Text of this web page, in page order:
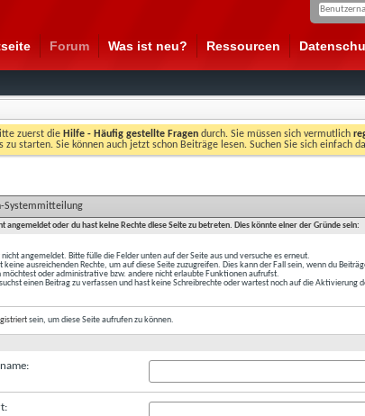
Forum Was ist neu? Ressourcen
zuerst die Hilfe - Häufig gestellte Fragen durch. Sie müssen sich vermutlich
starten. Sie können auch jetzt schon Beiträge lesen. Suchen Sie sich einfach
Systemmitteilung
angemeldet oder du hast keine Rechte diese Seite zu betreten. Dies könnte einer der Gründe sein:
nicht angemeldet. Bitte fülle die Felder unten auf der Seite aus und versuche es erneut.
keine ausreichenden Rechte, um auf diese Seite zuzugreifen. Dies kann der Fall sein, wenn du
möchtest oder administrative bzw. andere nicht erlaubte Funktionen aufrufst.
einen Beitrag zu verfassen und hast keine Schreibrechte oder wartest noch auf die Aktivierung
sein, um diese Seite aufrufen zu können.